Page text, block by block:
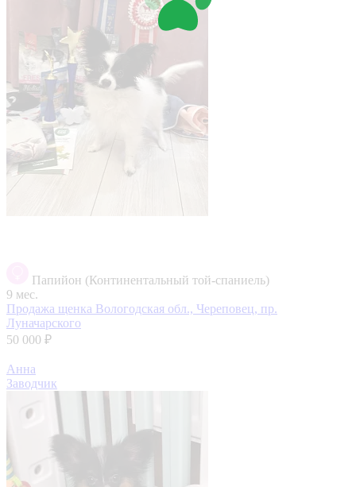
Папийон (Континентальный той-спаниель)
9 мес.
Продажа щенка Вологодская обл., Череповец, пр.
Луначарского
50 000 ₽
Анна
Заводчик